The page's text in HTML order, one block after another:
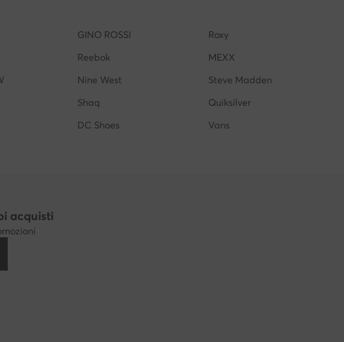
GINO ROSSI
Roxy
Reebok
MEXX
Nine West
Steve Madden
Shaq
Quiksilver
DC Shoes Vans
acquisti